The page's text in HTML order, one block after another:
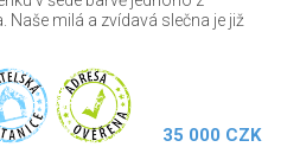
Naše milá a zvídavá slečna je již
35 000 CZK